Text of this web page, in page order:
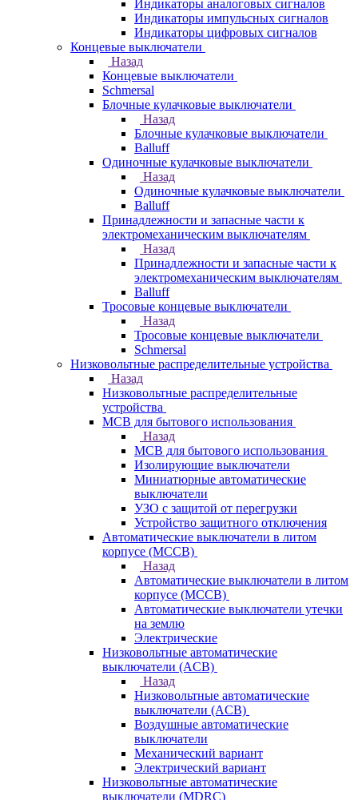
Индикаторы аналоговых сигналов
Индикаторы импульсных сигналов
Индикаторы цифровых сигналов
Концевые выключатели
Назад
Концевые выключатели
Schmersal
Блочные кулачковые выключатели
Назад
Блочные кулачковые выключатели
Balluff
Одиночные кулачковые выключатели
Назад
Одиночные кулачковые выключатели
Balluff
Принадлежности и запасные части к
электромеханическим выключателям
Назад
Принадлежности и запасные части к
электромеханическим выключателям
Balluff
Тросовые концевые выключатели
Назад
Тросовые концевые выключатели
Schmersal
Низковольтные распределительные устройства
Назад
Низковольтные распределительные
устройства
MCB для бытового использования
Назад
MCB для бытового использования
Изолирующие выключатели
Миниатюрные автоматические
выключатели
УЗО с защитой от перегрузки
Устройство защитного отключения
Автоматические выключатели в литом
корпусе (MCCB)
Назад
Автоматические выключатели в литом
корпусе (MCCB)
Автоматические выключатели утечки
на землю
Электрические
Низковольтные автоматические
выключатели (ACB)
Назад
Низковольтные автоматические
выключатели (ACB)
Воздушные автоматические
выключатели
Механический вариант
Электрический вариант
Низковольтные автоматические
выключатели (MDRC)